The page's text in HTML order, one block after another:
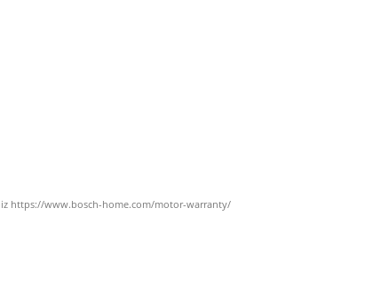
https://www.bosch-home.com/motor-warranty/